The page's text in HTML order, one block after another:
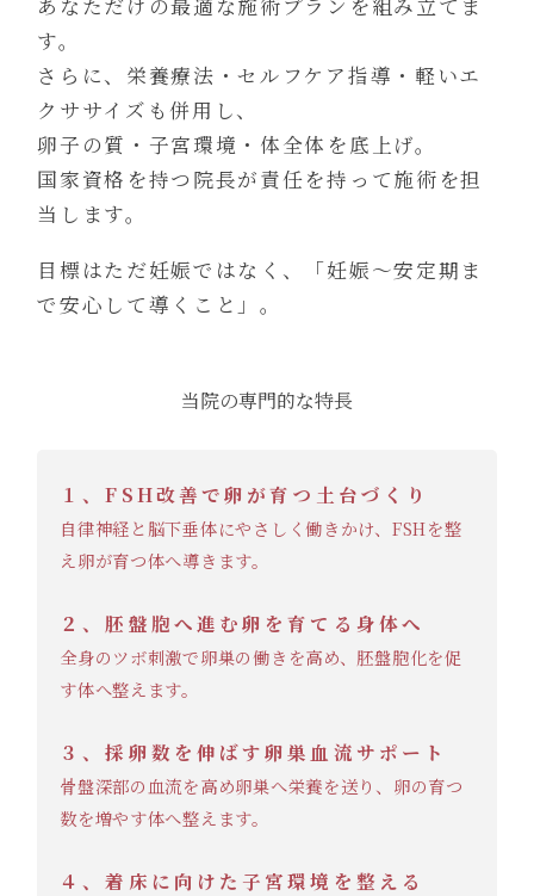
あなただけの最適な施術プランを組み立てま
す。
さらに、栄養療法・セルフケア指導・軽いエ
クササイズも併用し、
卵子の質・子宮環境・体全体を底上げ。
国家資格を持つ院長が責任を持って施術を担
当します。
目標はただ妊娠ではなく、「妊娠〜安定期ま
で安心して導くこと」。
当院の専門的な特長
１、FSH改善で卵が育つ土台づくり
自律神経と脳下垂体にやさしく働きかけ、FSHを整
え卵が育つ体へ導きます。
２、胚盤胞へ進む卵を育てる身体へ
全身のツボ刺激で卵巣の働きを高め、胚盤胞化を促
す体へ整えます。
３、採卵数を伸ばす卵巣血流サポート
骨盤深部の血流を高め卵巣へ栄養を送り、卵の育つ
数を増やす体へ整えます。
４、着床に向けた子宮環境を整える